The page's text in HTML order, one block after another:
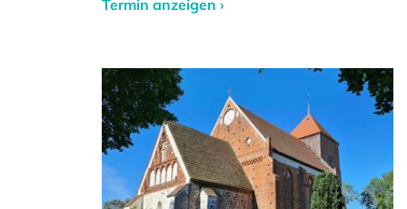
Termin anzeigen ›